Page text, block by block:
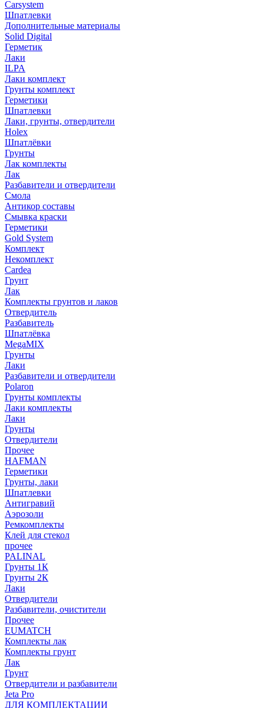
Carsystem
Шпатлевки
Дополнительные материалы
Solid Digital
Герметик
Лаки
ILPA
Лаки комплект
Грунты комплект
Герметики
Шпатлевки
Лаки, грунты, отвердители
Holex
Шпатлёвки
Грунты
Лак комплекты
Лак
Разбавители и отвердители
Смола
Антикор составы
Смывка краски
Герметики
Gold System
Комплект
Некомплект
Cardea
Грунт
Лак
Комплекты грунтов и лаков
Отвердитель
Разбавитель
Шпатлёвка
MegaMIX
Грунты
Лаки
Разбавители и отвердители
Polaron
Грунты комплекты
Лаки комплекты
Лаки
Грунты
Отвердители
Прочее
HAFMAN
Герметики
Грунты, лаки
Шпатлевки
Антигравий
Аэрозоли
Ремкомплекты
Клей для стекол
прочее
PALINAL
Грунты 1К
Грунты 2К
Лаки
Отвердители
Разбавители, очистители
Прочее
EUMATCH
Комплекты лак
Комплекты грунт
Лак
Грунт
Отвердители и разбавители
Jeta Pro
ДЛЯ КОМПЛЕКТАЦИИ